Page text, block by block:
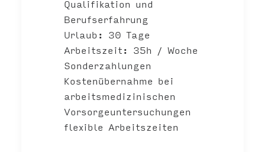
Qualifikation und
Berufserfahrung
Urlaub: 30 Tage
Arbeitszeit: 35h / Woche
Sonderzahlungen
Kostenübernahme bei
arbeitsmedizinischen
Vorsorgeuntersuchungen
flexible Arbeitszeiten